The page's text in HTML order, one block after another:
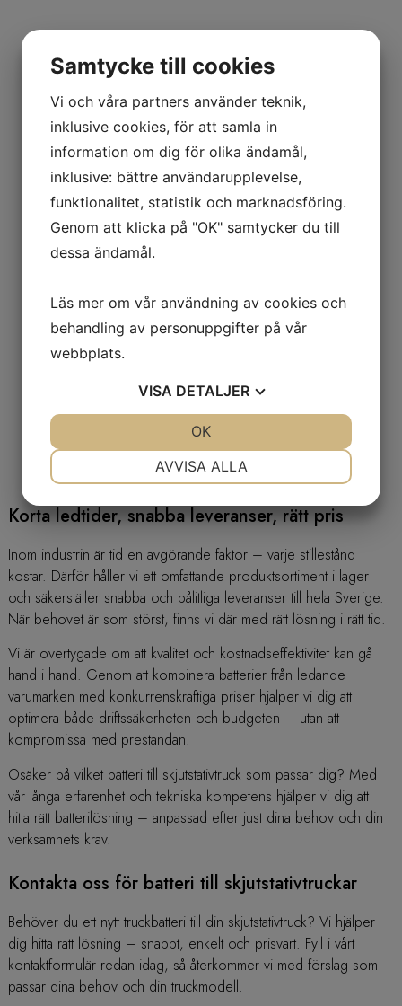
Korta ledtider, snabba leveranser, rätt pris
Inom industrin är tid en avgörande faktor – varje stillestånd
kostar. Därför håller vi ett omfattande produktsortiment i lager
och säkerställer snabba och pålitliga leveranser till hela Sverige.
När behovet är som störst, finns vi där med rätt lösning i rätt tid.
Vi är övertygade om att kvalitet och kostnadseffektivitet kan gå
hand i hand. Genom att kombinera batterier från ledande
varumärken med konkurrenskraftiga priser hjälper vi dig att
optimera både driftssäkerheten och budgeten – utan att
kompromissa med prestandan.
Osäker på vilket batteri till skjutstativtruck som passar dig? Med
vår långa erfarenhet och tekniska kompetens hjälper vi dig att
hitta rätt batterilösning – anpassad efter just dina behov och din
verksamhets krav.
Kontakta oss för batteri till skjutstativtruckar
Behöver du ett nytt truckbatteri till din skjutstativtruck? Vi hjälper
dig hitta rätt lösning – snabbt, enkelt och prisvärt. Fyll i vårt
kontaktformulär redan idag, så återkommer vi med förslag som
passar dina behov och din truckmodell.
Samtycke till cookies
Vi och våra partners använder teknik,
inklusive cookies, för att samla in
information om dig för olika ändamål,
inklusive: bättre användarupplevelse,
funktionalitet, statistik och marknadsföring.
Genom att klicka på "OK" samtycker du till
dessa ändamål.
Läs mer om vår användning av cookies och
behandling av personuppgifter på vår
webbplats.
VISA DETALJER
MARKNADSFÖRING STATISTIK
AVVISA ALLA
OK